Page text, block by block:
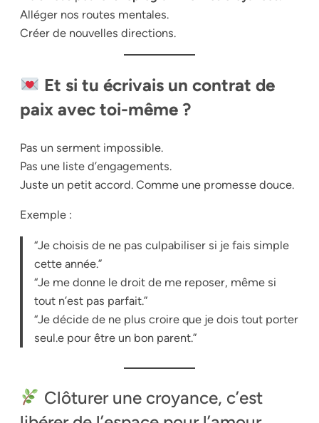
Alléger nos routes mentales.
Créer de nouvelles directions.
Et si tu écrivais un contrat de
paix avec toi-même ?
Pas un serment impossible.
Pas une liste d’engagements.
Juste un petit accord. Comme une promesse douce.
Exemple :
“Je choisis de ne pas culpabiliser si je fais simple
cette année.”
“Je me donne le droit de me reposer, même si
tout n’est pas parfait.”
“Je décide de ne plus croire que je dois tout porter
seul.e pour être un bon parent.”
Clôturer une croyance, c’est